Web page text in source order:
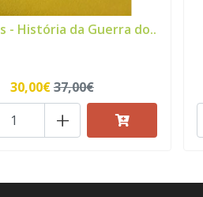
- História da Guerra do..
30,00€37,00€
+